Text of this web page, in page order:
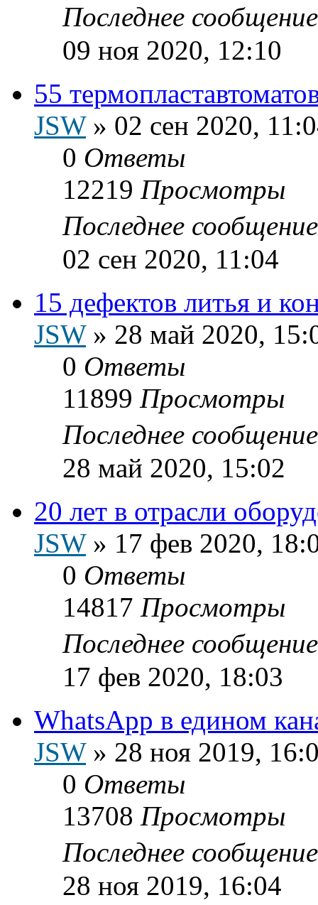
Последнее
09 ноя 2020, 12:10
55
JSW» 02 сен 2020,
0 Ответы
12219 Просмотры
Последнее
02 сен 2020, 11:04
15 дефектов литья и
JSW» 28 май 2020,
0 Ответы
11899 Просмотры
Последнее
28 май 2020, 15:02
20 лет в отрасли
JSW» 17 фев 2020,
0 Ответы
14817 Просмотры
Последнее
17 фев 2020, 18:03
WhatsApp в едином
JSW» 28 ноя 2019,
0 Ответы
13708 Просмотры
Последнее
28 ноя 2019, 16:04